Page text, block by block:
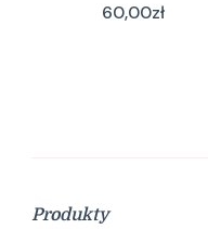
60,00zł
Produkty